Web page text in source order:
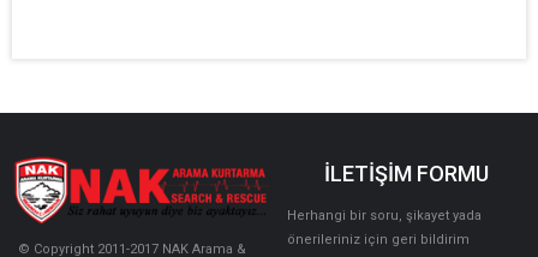
© Copyright 2011-2017 NAK Arama &
İLETİŞİM FORMU
Herhangi bir soru, şikayet yada
önerileriniz için geri bildirim